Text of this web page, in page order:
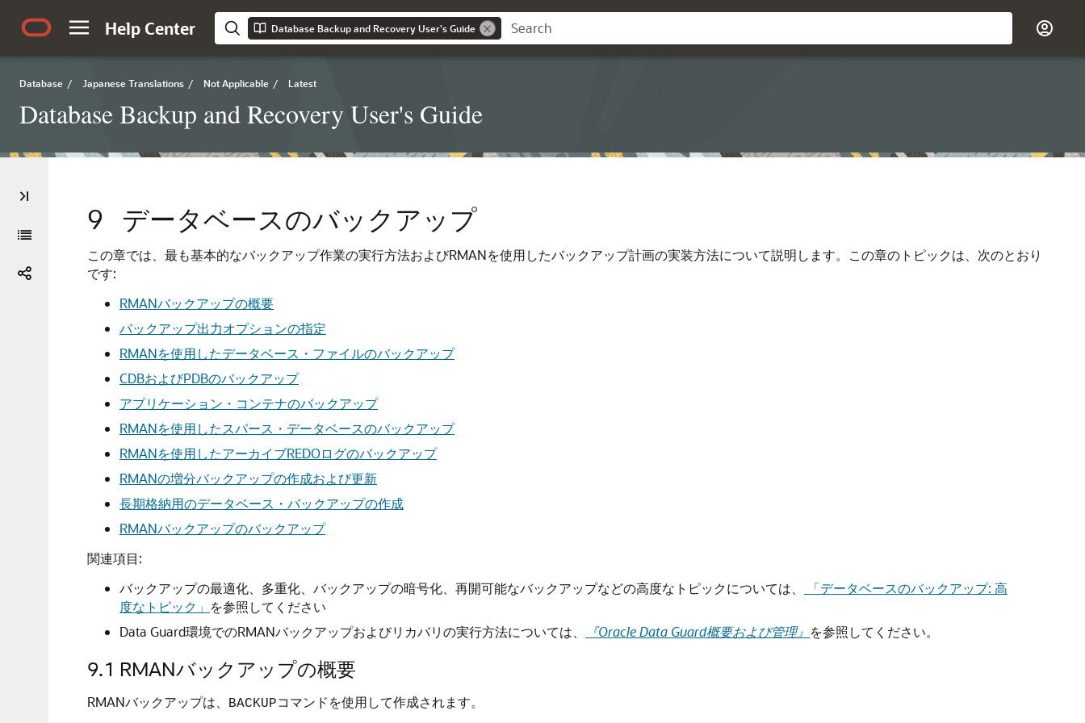
Help Center Database Backup and Recovery User's Guide
Database / Japanese Translations / Not Applicable / Latest
Database Backup and Recovery User's Guide
9 データベースのバックアップ
この章では、最も基本的なバックアップ作業の実行方法およびRMANを使用したバックアップ計画の実装方法について説明します。この章のトピックは、次のとおり
です:
RMANバックアップの概要
バックアップ出力オプションの指定
RMANを使用したデータベース・ファイルのバックアップ
CDBおよびPDBのバックアップ
アプリケーション・コンテナのバックアップ
RMANを使用したスパース・データベースのバックアップ
RMANを使用したアーカイブREDOログのバックアップ
RMANの増分バックアップの作成および更新
長期格納用のデータベース・バックアップの作成
RMANバックアップのバックアップ
関連項目:
バックアップの最適化、多重化、バックアップの暗号化、再開可能なバックアップなどの高度なトピックについては、
「データベースのバックアップ: 高
度なトピック」 を参照してください
Data Guard環境でのRMANバックアップおよびリカバリの実行方法については、
『Oracle Data Guard概要および管理』 を参照してください。
9.1 RMANバックアップの概要
RMANバックアップは、 BACKUPコマンドを使用して作成されます。